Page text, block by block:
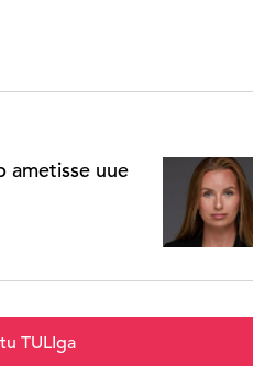
ametisse uue
TULIga